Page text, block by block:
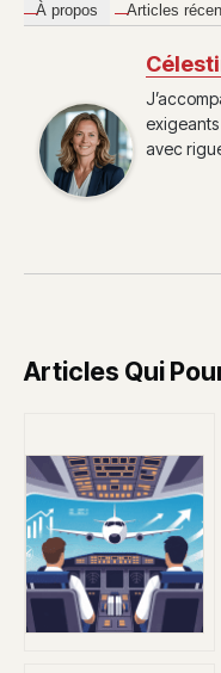
À propos Articles
avec
Articles Qui